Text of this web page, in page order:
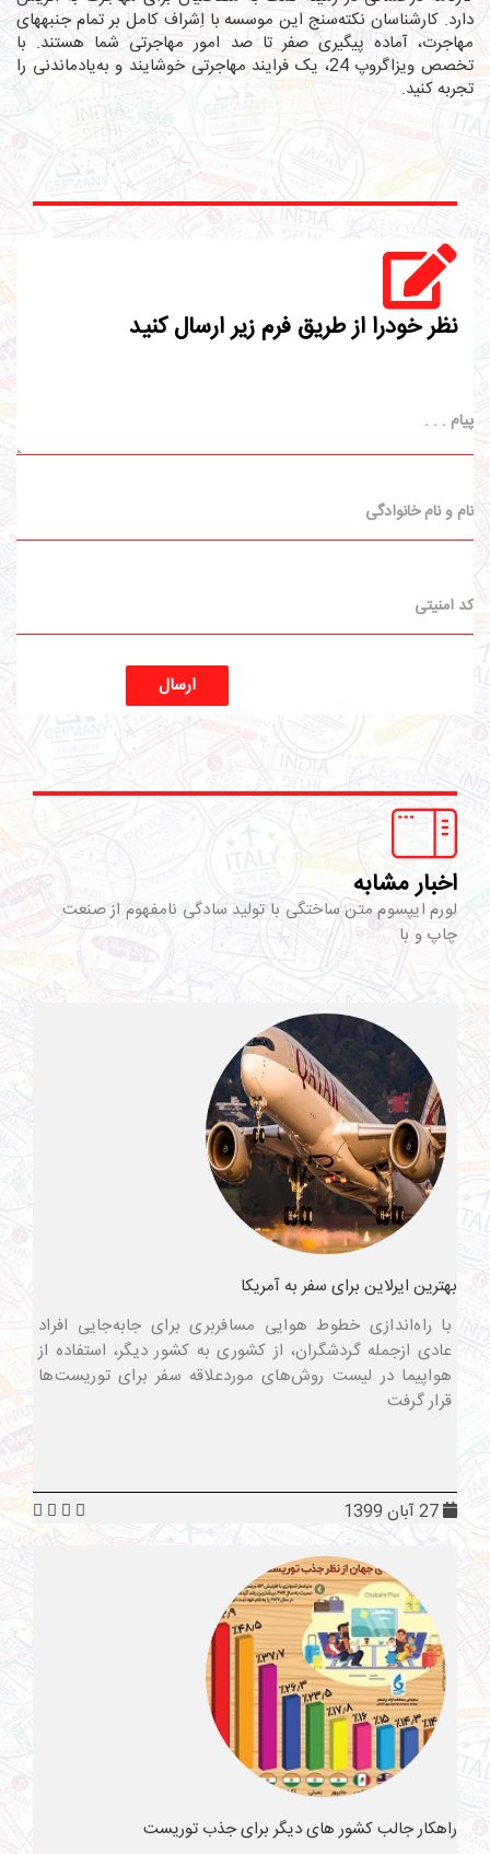
دارد. کارشناسان نکته‌سنج این موسسه با اِشراف کامل بر تمام جنبه‎های
مهاجرت، آماده پیگیری صفر تا صد امور مهاجرتی شما هستند. با
تخصص ویزاگروپ 24، یک فرایند مهاجرتی خوشایند و به‌یادماندنی را
تجربه کنید.
نظر خودرا از طریق فرم زیر ارسال کنید
ارسال
اخبار مشابه
لورم ایپسوم متن ساختگی با تولید سادگی نامفهوم از صنعت
چاپ و با
بهترین ایرلاین برای سفر به آمریکا
با راه‌اندازی خطوط هوایی مسافربری برای جابه‌جایی افراد
عادی ازجمله گردشگران، از کشوری به کشور دیگر، استفاده از
هواپیما در لیست روش‌های موردعلاقه سفر برای توریست‌ها
قرار گرفت
راهکار جالب کشور های دیگر برای جذب توریست